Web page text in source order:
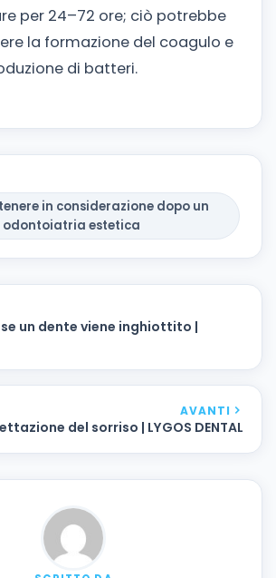
per 24–72 ore; ciò potrebbe
la formazione del coagulo e
di batteri.
in considerazione dopo un
odontoiatria estetica
un dente viene inghiottito |
AVANTI
del sorriso | LYGOS DENTAL